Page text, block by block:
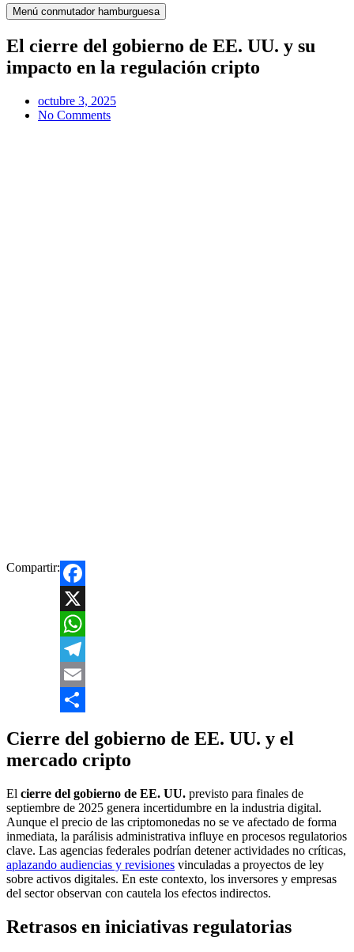
Menú conmutador hamburguesa
El cierre del gobierno de EE. UU. y su
impacto en la regulación cripto
octubre 3, 2025
No Comments
Compartir:
Facebook
X
WhatsApp
Telegram
Email
Cierre del gobierno de EE. UU. y el
mercado cripto
El cierre del gobierno de EE. UU. previsto para finales de
septiembre de 2025 genera incertidumbre en la industria digital.
Aunque el precio de las criptomonedas no se ve afectado de forma
inmediata, la parálisis administrativa influye en procesos regulatorios
clave. Las agencias federales podrían detener actividades no críticas,
aplazando audiencias y revisiones vinculadas a proyectos de ley
sobre activos digitales. En este contexto, los inversores y empresas
del sector observan con cautela los efectos indirectos.
Retrasos en iniciativas regulatorias